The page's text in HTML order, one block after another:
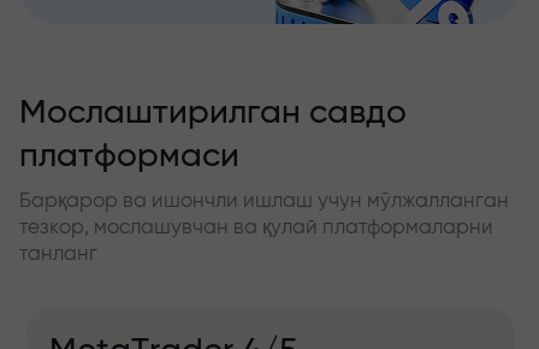
Мослаштирилган савдо
платформаси
Барқарор ва ишончли ишлаш учун мўлжалланган
тезкор, мослашувчан ва қулай платформаларни
танланг